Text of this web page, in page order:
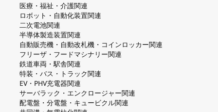
医療・福祉・介護関連
ロボット・自動化装置関連
二次電池関連
半導体製造装置関連
自動販売機・自動改札機・コインロッカー関連
フリーザ・フードマシナリー関連
鉄道車両・駅舎関連
特装・バス・トラック関連
EV・PHV充電器関連
サーバラック・エンクロージャー関連
配電盤・分電盤・キュービクル関連